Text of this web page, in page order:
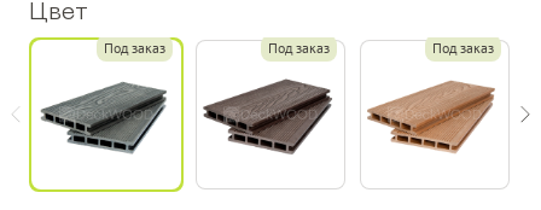
Цвет
Под заказ Под заказ Под заказ